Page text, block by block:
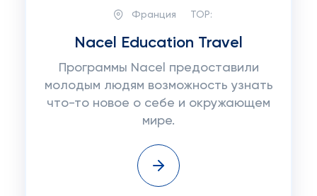
Франция TOP:
Nacel Education Travel
Программы Nacel предоставили
молодым людям возможность узнать
что-то новое о себе и окружающем
мире.